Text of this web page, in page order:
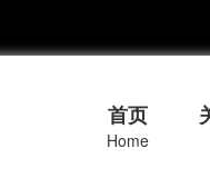
首页
Home